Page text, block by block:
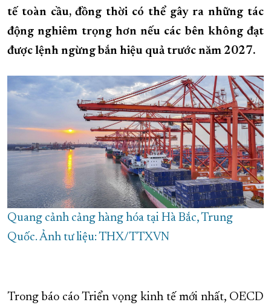
KỶ NIỆM 370 NĂM XÂY DỰNG VÀ PHÁT TRIỂN TỈNH KHÁNH HÒA
KHOẢNH KHẮC ĐẸP XỨ TRẦM
XÂY DỰNG KHÁNH HÒA TRỞ THÀNH THÀNH PHỐ TRỰC THUỘC
ĐẠI HỘI ĐẢNG CÁC CẤP TRANG CHỦ VỀ BÁO KHÁNH HÒA
tế toàn cầu, đồng thời có thể gây ra những tác
động nghiêm trọng hơn nếu các bên không đạt
được lệnh ngừng bắn hiệu quả trước năm 2027.
Quang cảnh cảng hàng hóa tại Hà Bắc, Trung
Quốc. Ảnh tư liệu: THX/TTXVN
Trong báo cáo Triển vọng kinh tế mới nhất, OECD